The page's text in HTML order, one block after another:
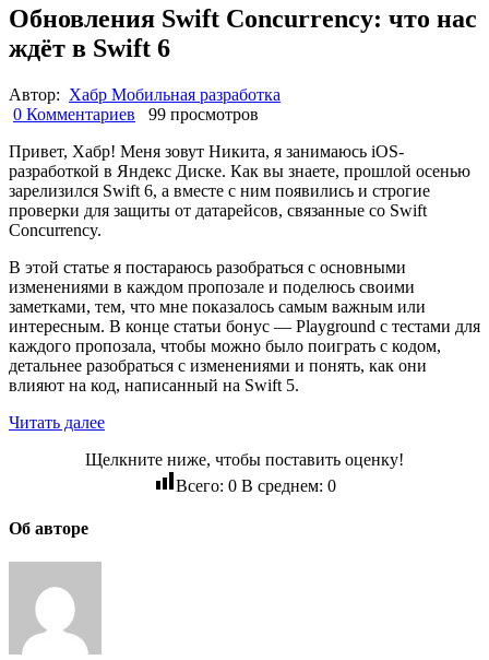
Обновления Swift Concurrency: что нас
ждёт в Swift 6
Автор: Хабр Мобильная разработка
0 Комментариев
99 просмотров
Привет, Хабр! Меня зовут Никита, я занимаюсь iOS-
разработкой в Яндекс Диске. Как вы знаете, прошлой осенью
зарелизился Swift 6, а вместе c ним появились и строгие
проверки для защиты от датарейсов, связанные со Swift
Concurrency.
В этой статье я постараюсь разобраться с основными
изменениями в каждом пропозале и поделюсь своими
заметками, тем, что мне показалось самым важным или
интересным. В конце статьи бонус — Playground с тестами для
каждого пропозала, чтобы можно было поиграть с кодом,
детальнее разобраться с изменениями и понять, как они
влияют на код, написанный на Swift 5.
Читать далее
Щелкните ниже, чтобы поставить оценку!
Всего: 0В среднем: 0
Об авторе